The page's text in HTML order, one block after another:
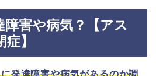
障害や病気？【アス
】